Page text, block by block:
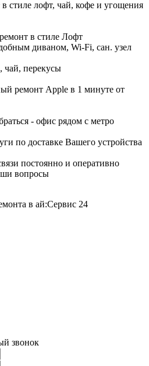
в стиле Лофт
диваном, Wi-Fi, сан. узел
чай, перекусы
- офис рядом с метро
по доставке Вашего устройства
постоянно и оперативно
вопросы
в ай:Сервис 24
звонок